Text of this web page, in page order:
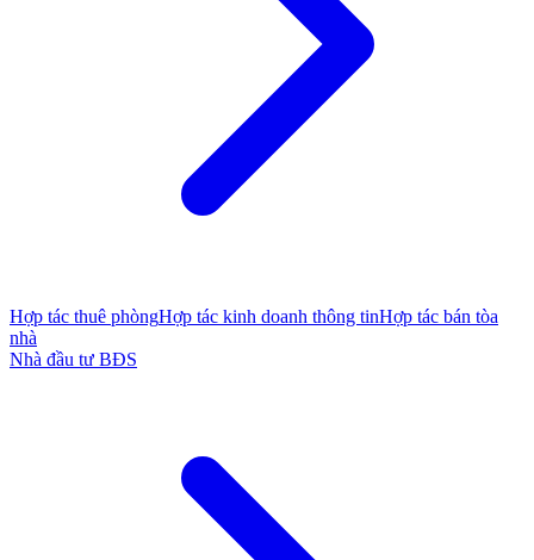
Hợp tác thuê phòngHợp tác kinh doanh thông tinHợp tác bán tòa
nhà
Nhà đầu tư BĐS